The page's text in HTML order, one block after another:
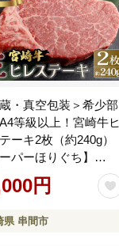
・真空包装＞希少部
等級以上！宮崎牛ヒ
ーキ2枚（約240g）
ーパーほりぐち】
円
県 串間市